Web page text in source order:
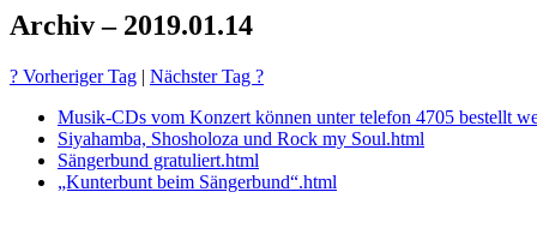
Archiv – 2019.01.14
? Vorheriger Tag | Nächster Tag ?
Musik-CDs vom Konzert können unter telefon 4705 bestellt
Siyahamba, Shosholoza und Rock my Soul.html
Sängerbund gratuliert.html
„Kunterbunt beim Sängerbund“.html